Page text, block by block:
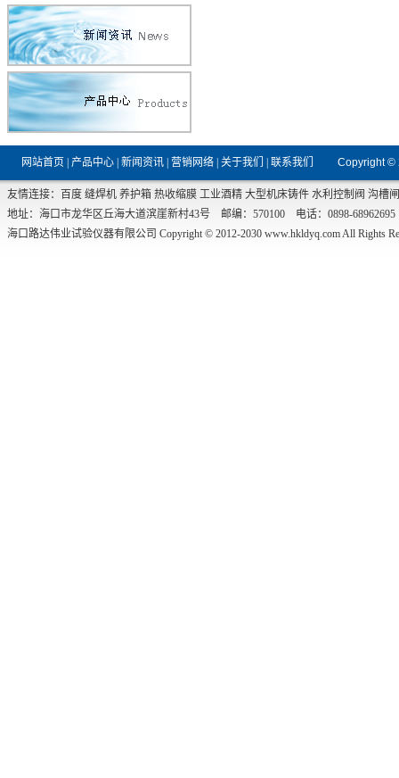
网站首页 产品中心 新闻资讯 营销网络 关于我们 联系我们 Copyright
友情连接： 百度 缝焊机 养护箱 热收缩膜 工业酒精 大型机床铸件 水利控制阀 沟槽
地址：海口市龙华区丘海大道滨崖新村43号 邮编：570100 电话：0898-
海口路达伟业试验仪器有限公司 Copyright © 2012-2030 www.hkldyq.comAll Rights